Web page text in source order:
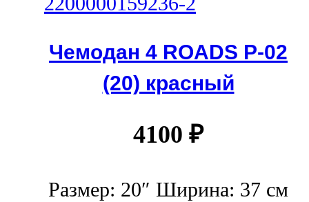
Чемодан 4 ROADS Р-02
(20) красный
4100 ₽
Размер: 20″ Ширина: 37 см